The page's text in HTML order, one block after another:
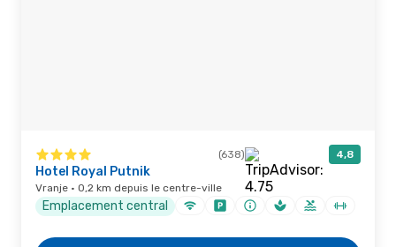
(638) 4,8
Hotel Royal Putnik
Vranje · 0,2 km depuis le centre-ville
Emplacement central